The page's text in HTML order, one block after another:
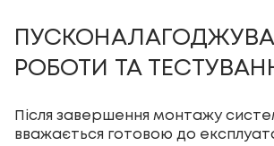
РОБОТИ ТА
Після завершення монтажу
вважається готовою до